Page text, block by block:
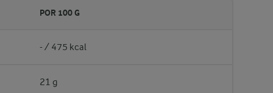
POR 100 G
- / 475 kcal
21 g